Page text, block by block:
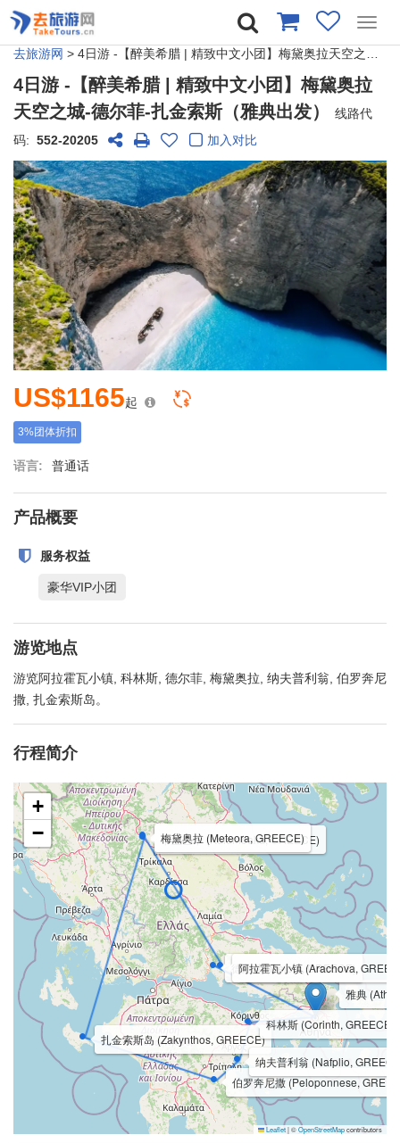
去旅游网 > 4日游 -【醉美希腊 | 精致中文小团】梅黛奥拉天空之城-德尔菲-扎金索斯（雅典出发）
4日游 -【醉美希腊 | 精致中文小团】梅黛奥拉
天空之城-德尔菲-扎金索斯（雅典出发）
线路代
码: 552-20205 加入对比
US$1165起
3%团体折扣
语言: 普通话
产品概要
服务权益
豪华VIP小团
游览地点
游览阿拉霍瓦小镇, 科林斯, 德尔菲, 梅黛奥拉, 纳夫普利翁, 伯罗奔尼
撒, 扎金索斯岛。
行程简介
雅典
德尔菲 (Delphi, GREECE)
阿拉霍瓦小镇 (Arachova,
卡兰巴卡 (Kalambaka, GREECE)
梅黛奥拉 (Meteora, GREECE)
扎金索斯岛 (Zakynthos, GREECE)
伯罗奔尼撒 (Peloponnese,
纳夫普利翁 (Nafplio,
科林斯 (Corinth, GREECE)
+
−
Leaflet|©OpenStreetMapcontributors